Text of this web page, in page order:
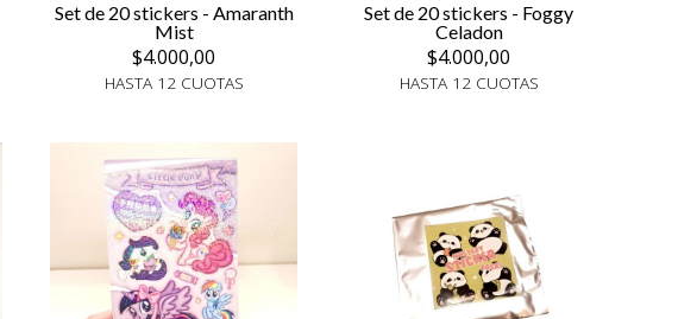
Set de 20 stickers - Amaranth
Mist
$4.000,00
HASTA 12 CUOTAS
Set de 20 stickers - Foggy
Celadon
$4.000,00
HASTA 12 CUOTAS